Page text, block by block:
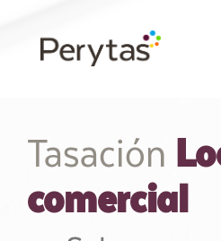
Tasación
comercial